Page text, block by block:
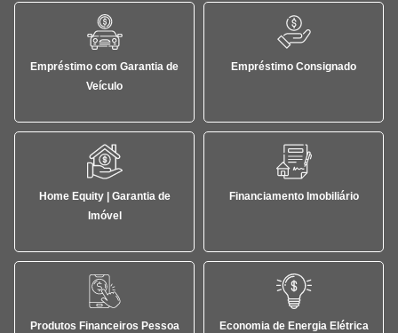
Empréstimo com Garantia de
Veículo
Empréstimo Consignado
Home Equity | Garantia de
Imóvel
Financiamento Imobiliário
Produtos Financeiros Pessoa
Economia de Energia Elétrica